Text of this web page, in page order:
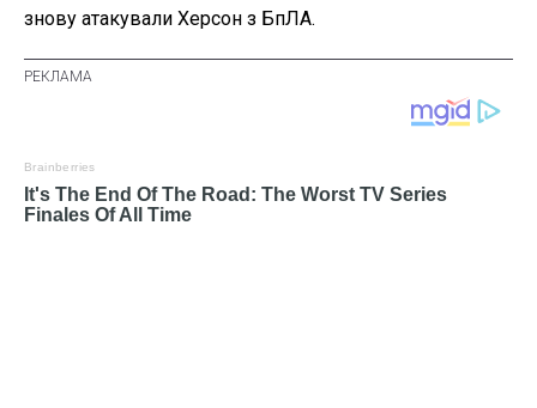
знову атакували Херсон з БпЛА.